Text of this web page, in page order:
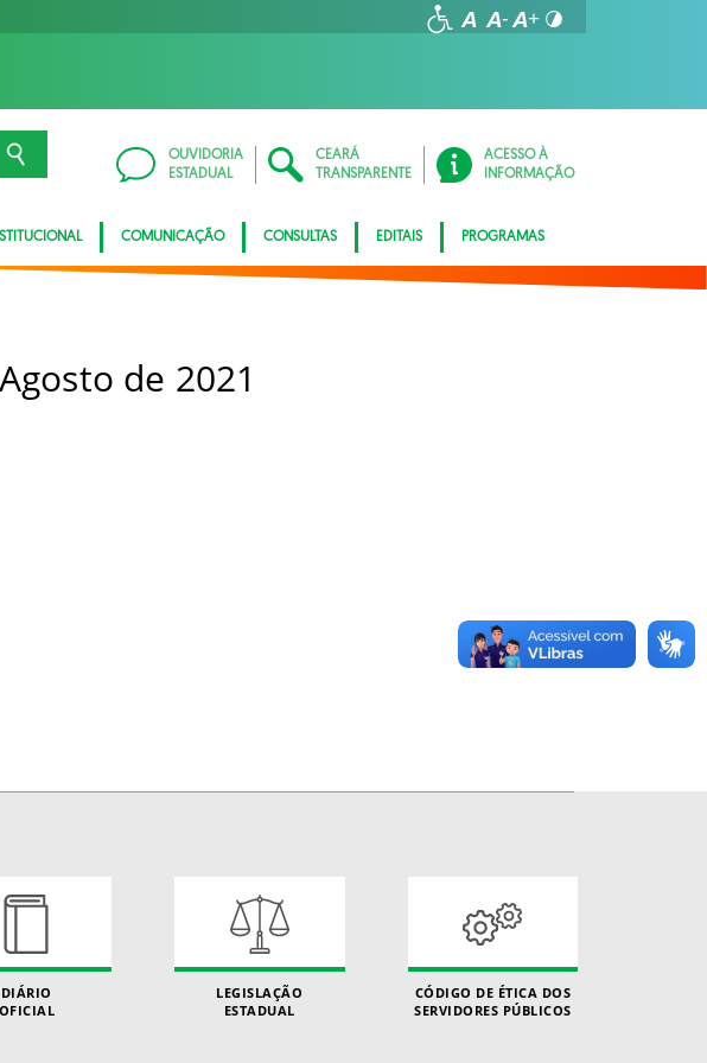
OUVIDORIA
ESTADUAL
CEARÁ
TRANSPARENTE
ACESSO À
INFORMAÇÃO
COMUNICAÇÃO CONSULTAS EDITAIS PROGRAMAS
de 2021
DIÁRIO
OFICIAL
LEGISLAÇÃO
ESTADUAL
CÓDIGO DE ÉTICA DOS
SERVIDORES PÚBLICOS